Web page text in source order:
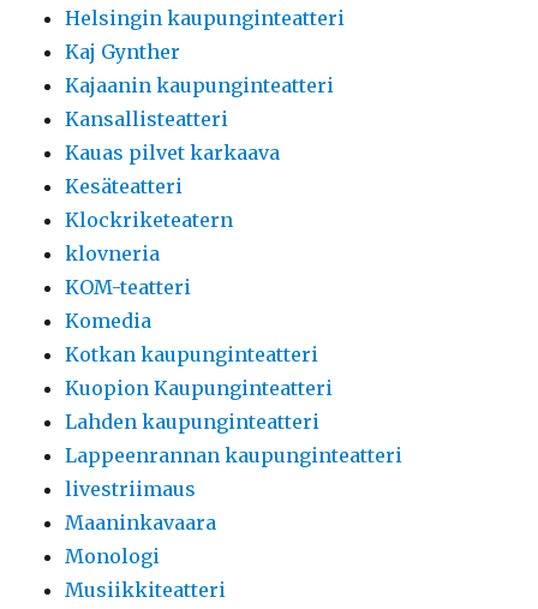
Helsingin kaupunginteatteri
Kaj Gynther
Kajaanin kaupunginteatteri
Kansallisteatteri
Kauas pilvet karkaava
Kesäteatteri
Klockriketeatern
klovneria
KOM-teatteri
Komedia
Kotkan kaupunginteatteri
Kuopion Kaupunginteatteri
Lahden kaupunginteatteri
Lappeenrannan kaupunginteatteri
livestriimaus
Maaninkavaara
Monologi
Musiikkiteatteri